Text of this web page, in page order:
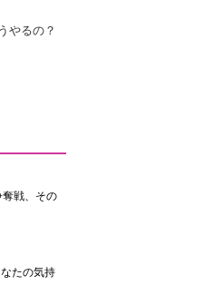
やるの？
戦、その
たの気持